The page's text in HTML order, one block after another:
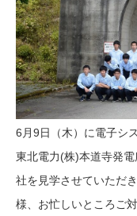
6月9日（木）に電子シ
東北電力(株)本道寺発
社を見学させていただ
様、お忙しいところご